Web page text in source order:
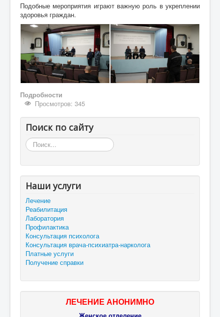
Подобные мероприятия играют важную роль в укреплении
здоровья граждан.
Подробности
Просмотров: 345
Поиск по сайту
Искать...
Наши услуги
Лечение
Реабилитация
Лаборатория
Профилактика
Консультация психолога
Консультация врача-психиатра-нарколога
Платные услуги
Получение справки
ЛЕЧЕНИЕ АНОНИМНО